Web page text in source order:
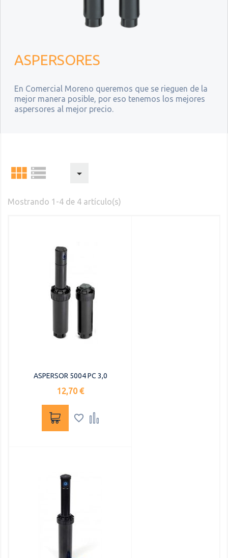
ASPERSORES
En Comercial Moreno queremos que se rieguen de la
mejor manera posible, por eso tenemos los mejores
aspersores al mejor precio.
  
Mostrando 1-4 de 4 artículo(s)
ASPERSOR 5004 PC 3,0
Precio
12,70 €
 